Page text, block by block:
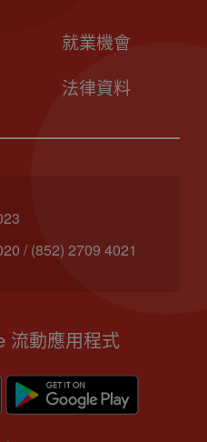
就業機會
法律資料
/(852) 2709 4021
流動應用程式